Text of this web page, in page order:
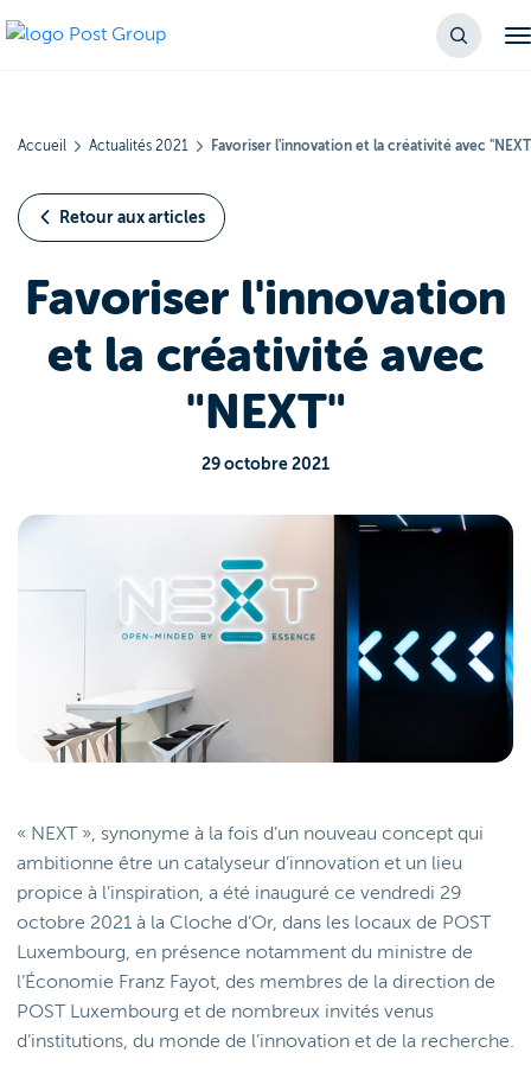
Accueil Actualités 2021 Favoriser l'innovation et la créativité avec
Retour aux articles
Favoriser l'innovation
et la créativité avec
"NEXT"
29 octobre 2021
« NEXT », synonyme à la fois d’un nouveau concept qui
ambitionne être un catalyseur d’innovation et un lieu
propice à l’inspiration, a été inauguré ce vendredi 29
octobre 2021 à la Cloche d’Or, dans les locaux de POST
Luxembourg, en présence notamment du ministre de
l’Économie Franz Fayot, des membres de la direction de
POST Luxembourg et de nombreux invités venus
d’institutions, du monde de l’innovation et de la recherche.